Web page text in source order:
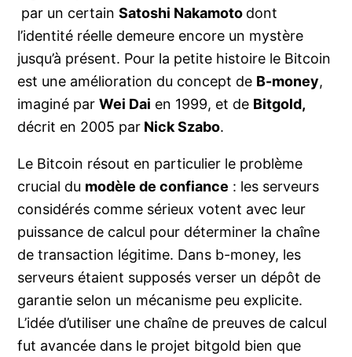
par un certainSatoshi Nakamoto dont
l’identité réelle demeure encore un mystère
jusqu’à présent. Pour la petite histoire le Bitcoin
est une amélioration du concept de B-money,
imaginé parWei Dai en 1999, et de Bitgold,
décrit en 2005 par Nick Szabo.
Le Bitcoin résout en particulier le problème
crucial du modèle de confiance : les serveurs
considérés comme sérieux votent avec leur
puissance de calcul pour déterminer la chaîne
de transaction légitime. Dans b-money, les
serveurs étaient supposés verser un dépôt de
garantie selon un mécanisme peu explicite.
L’idée d’utiliser une chaîne de preuves de calcul
fut avancée dans le projet bitgold bien que